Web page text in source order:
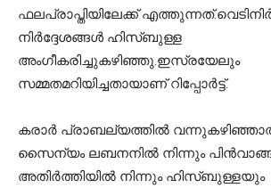
ഫലപ്രാപ്തിയിലേക്ക്
നിര്‍ദ്ദേശങ്ങള്‍ ഹിസ്ബുള്ള
അംഗീകരിച്ചുകഴിഞ്ഞു.ഇസ്രയേലും
സമ്മതമറിയിച്ചതായാണ് റിപ്പോര്‍ട്ട്.
കരാര്‍ പ്രാബല്യത്തില്‍
സൈന്യം ലബനനില്‍ നിന്നും
അതിര്‍ത്തിയില്‍ നിന്നും ഹിസ്ബുള്ളയും